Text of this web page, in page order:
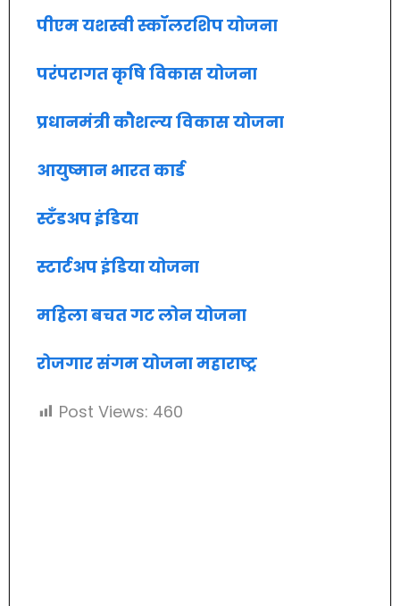
पीएम यशस्वी स्कॉलरशिप योजना
परंपरागत कृषि विकास योजना
प्रधानमंत्री कौशल्य विकास योजना
आयुष्मान भारत कार्ड
स्टँडअप इंडिया
स्टार्टअप इंडिया योजना
महिला बचत गट लोन योजना
रोजगार संगम योजना महाराष्ट्र
Post Views: 460